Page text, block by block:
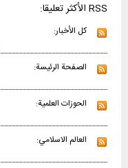
RSS الأكثر تعليقا:
كل الأخبار:
الصفحة الرئيسة:
الحوزات العلمية:
العالم الاسلامي: